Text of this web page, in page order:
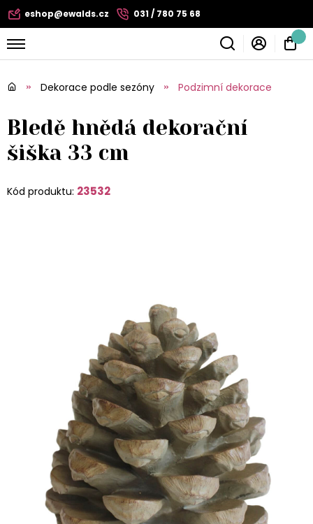
eshop@ewalds.cz 031 / 780 75 68
Dekorace podle sezóny Podzimní dekorace
Bledě hnědá dekorační
šiška 33 cm
Kód produktu: 23532